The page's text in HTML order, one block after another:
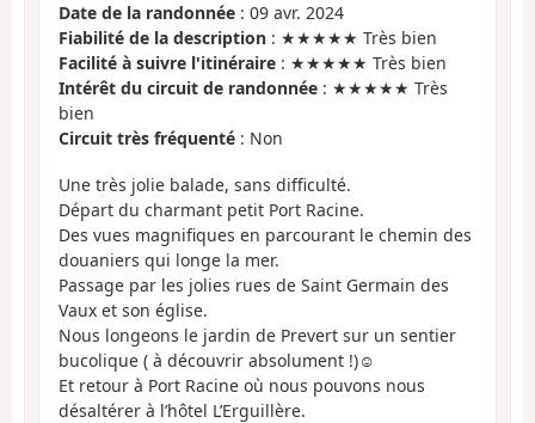
Date de la randonnée : 09 avr. 2024
Fiabilité de la description : ★★★★★ Très bien
Facilité à suivre l'itinéraire : ★★★★★ Très bien
Intérêt du circuit de randonnée : ★★★★★ Très
bien
Circuit très fréquenté : Non
Une très jolie balade, sans difficulté.
Départ du charmant petit Port Racine.
Des vues magnifiques en parcourant le chemin des
douaniers qui longe la mer.
Passage par les jolies rues de Saint Germain des
Vaux et son église.
Nous longeons le jardin de Prevert sur un sentier
bucolique ( à découvrir absolument !)☺️
Et retour à Port Racine où nous pouvons nous
désaltérer à l’hôtel L’Erguillère.